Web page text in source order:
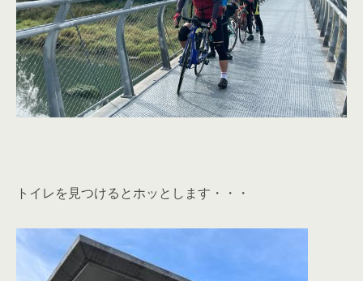
トイレを見つけるとホッとします・・・